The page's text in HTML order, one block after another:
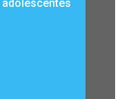
adolescentes